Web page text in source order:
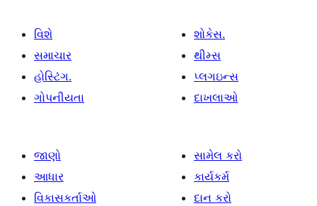
વિશે
સમાચાર
હોસ્ટિંગ.
ગોપનીયતા
શોકેસ.
થીમ્સ
પ્લગઇન્સ
દાખલાઓ
જાણો
આધાર
વિકાસકર્તાઓ
સામેલ કરો
કાર્યકર્મ
દાન કરો